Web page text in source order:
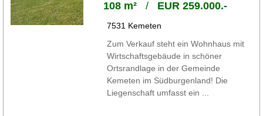
108 m²/ EUR 259.000.-
7531 Kemeten
Zum Verkauf steht ein Wohnhaus mit
Wirtschaftsgebäude in schöner
Ortsrandlage in der Gemeinde
Kemeten im Südburgenland! Die
Liegenschaft umfasst ein ...